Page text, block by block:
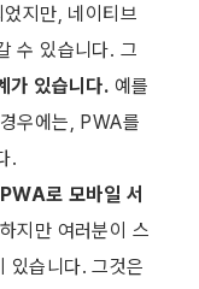
지만, 네이티브
수 있습니다. 그
가 있습니다. 예를
우에는, PWA를
.
PWA로 모바일 서
하지만 여러분이 스
있습니다. 그것은